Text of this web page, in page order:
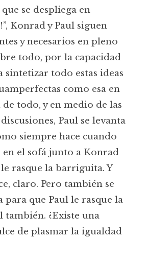
se despliega en
Konrad y Paul siguen
y necesarios en pleno
todo, por la capacidad
sintetizar todo estas ideas
como esa en
todo, y en medio de las
Paul se levanta
siempre hace cuando
en el sofá junto a Konrad
rasque la barriguita. Y
claro. Pero también se
para que Paul le rasque la
¿Existe una
de plasmar la igualdad